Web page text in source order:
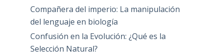
Compañera del imperio: La manipulación
del lenguaje en biología
Confusión en la Evolución: ¿Qué es la
Selección Natural?